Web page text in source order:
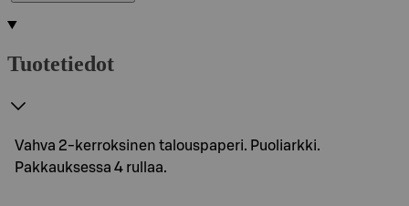
Tuotetiedot
Vahva 2-kerroksinen talouspaperi. Puoliarkki.
Pakkauksessa 4 rullaa.